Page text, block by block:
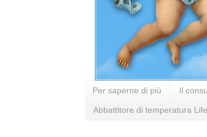
Per saperne di più Il
Abbattitore di temperatura